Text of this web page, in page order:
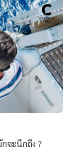
จะนึกถึง ?